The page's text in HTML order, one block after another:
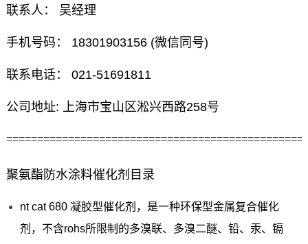
联系人： 吴经理
手机号码： 18301903156 (微信同号)
联系电话： 021-51691811
公司地址: 上海市宝山区淞兴西路258号
聚氨酯防水涂料催化剂目录
nt cat 680 凝胶型催化剂，是一种环保型金属复合催化
剂，不含rohs所限制的多溴联、多溴二醚、铅、汞、镉